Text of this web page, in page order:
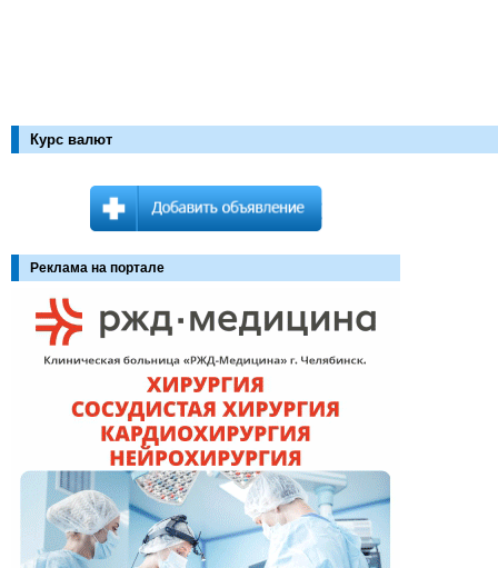
Курс валют
Реклама на портале